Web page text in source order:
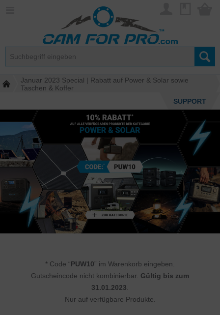
Januar 2023 Special | Rabatt auf Power & Solar sowie
Taschen & Koffer
SUPPORT
* Code “PUW10” im Warenkorb eingeben.
Gutscheincode nicht kombinierbar. Gültig bis zum
31.01.2023
Nur auf verfügbare Produkte.